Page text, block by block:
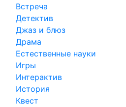
Встреча
Детектив
Джаз и блюз
Драма
Естественные науки
Игры
Интерактив
История
Квест